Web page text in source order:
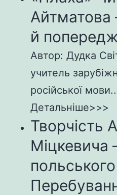
Айтматова
й
Автор: Дудка
учитель
російської
Детальніше>>>
Творчість
Міцкевича